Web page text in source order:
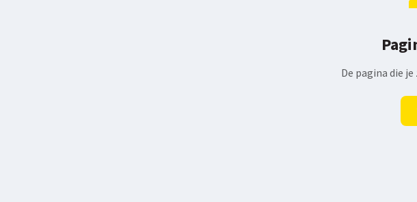
De pagina die